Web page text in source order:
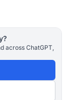
across ChatGPT,